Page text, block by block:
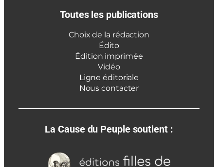
Toutes les publications
Choix de la rédaction
Édito
Édition imprimée
Vidéo
Ligne éditoriale
Nous contacter
La Cause du Peuple soutient :